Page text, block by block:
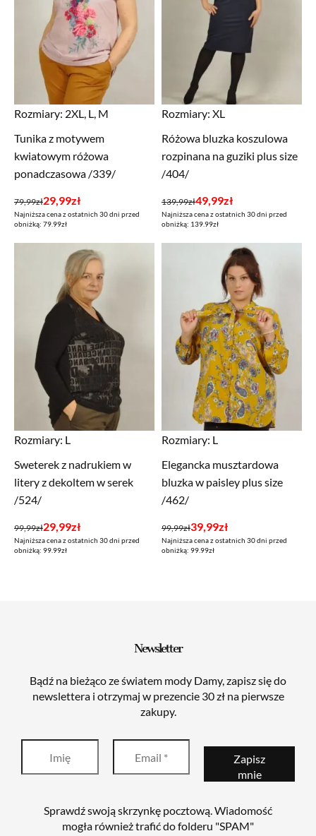
Rozmiary: 2XL, L, M
Tunika z motywem
kwiatowym różowa
ponadczasowa /339/
79,99zł
Pierwotna
cena
29,99zł
Aktualna
cena
Najniższa cena z ostatnich 30 dni przed
obniżką: 79.99zł
Rozmiary: XL
Różowa bluzka koszulowa
rozpinana na guziki plus size
/404/
139,99zł
Pierwotna
cena
49,99zł
Aktualna
cena
Najniższa cena z ostatnich 30 dni przed
obniżką: 139.99zł
Rozmiary: L
Sweterek z nadrukiem w
litery z dekoltem w serek
/524/
99,99zł
Pierwotna
cena
29,99zł
Aktualna
cena
Najniższa cena z ostatnich 30 dni przed
obniżką: 99.99zł
Rozmiary: L
Elegancka musztardowa
bluzka w paisley plus size
/462/
99,99zł
Pierwotna
cena
39,99zł
Aktualna
cena
Najniższa cena z ostatnich 30 dni przed
obniżką: 99.99zł
Newsletter
Bądź na bieżąco ze światem mody Damy, zapisz się do
newslettera i otrzymaj w prezencie 30 zł na pierwsze
zakupy.
Sprawdź swoją skrzynkę pocztową. Wiadomość
mogła również trafić do folderu "SPAM"